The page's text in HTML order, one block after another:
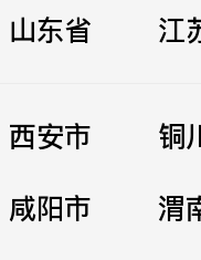
山东省
江
西安市
铜
咸阳市
渭